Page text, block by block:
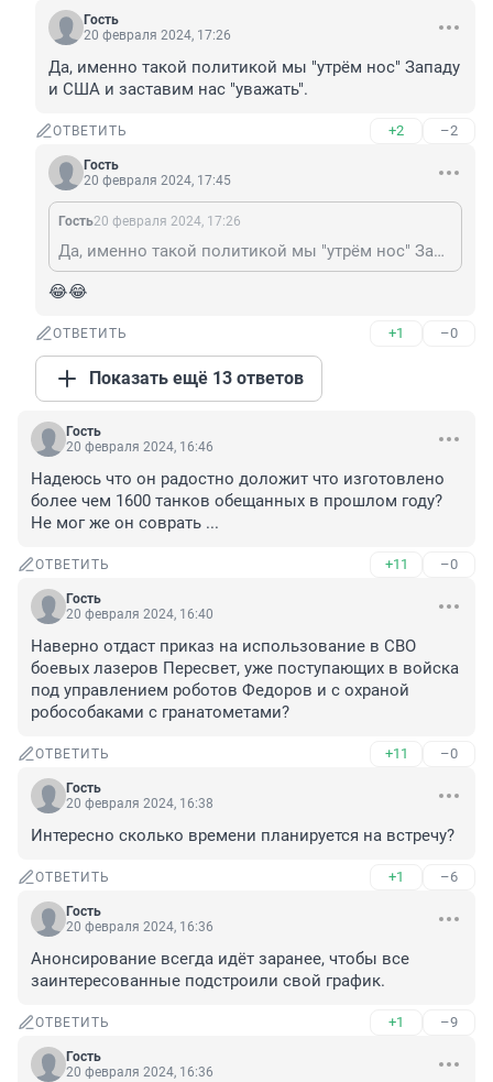
Гость
20 февраля 2024, 17:26
Да, именно такой политикой мы "утрём нос" Западу
и США и заставим нас "уважать".
ОТВЕТИТЬ +2 –2
Гость
20 февраля 2024, 17:45
Гость20 февраля 2024, 17:26
Да, именно такой политикой мы "утрём нос" Западу и США и заставим нас "уважать".
😂😂
ОТВЕТИТЬ +1 –0
Показать ещё 13 ответов
Гость
20 февраля 2024, 16:46
Надеюсь что он радостно доложит что изготовлено
более чем 1600 танков обещанных в прошлом году?
Не мог же он соврать ...
ОТВЕТИТЬ +11 –0
Гость
20 февраля 2024, 16:40
Наверно отдаст приказ на использование в СВО
боевых лазеров Пересвет, уже поступающих в войска
под управлением роботов Федоров и с охраной
робособаками с гранатометами?
ОТВЕТИТЬ +11 –0
Гость
20 февраля 2024, 16:38
Интересно сколько времени планируется на встречу?
ОТВЕТИТЬ +1 –6
Гость
20 февраля 2024, 16:36
Анонсирование всегда идёт заранее, чтобы все
заинтересованные подстроили свой график.
ОТВЕТИТЬ +1 –9
Гость
20 февраля 2024, 16:36